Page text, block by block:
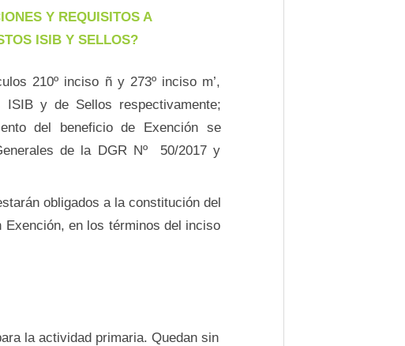
Y REQUISITOS A
ISIB Y SELLOS?
210º inciso ñ y 273º inciso m’,
y de Sellos respectivamente;
del beneficio de Exención se
de la DGR Nº 50/2017 y
obligados a la constitución del
en los términos del inciso
la actividad primaria. Quedan sin